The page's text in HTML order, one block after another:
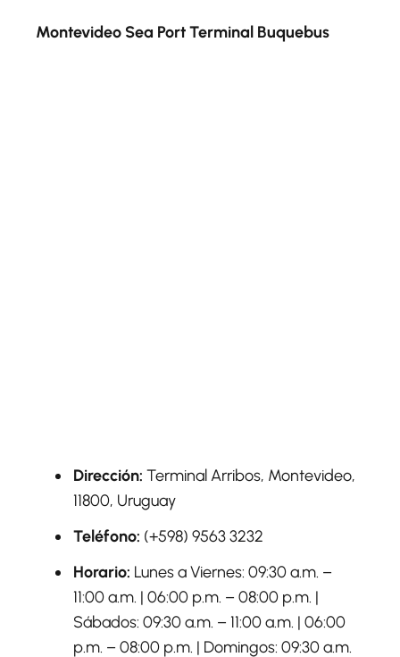
Montevideo Sea Port Terminal Buquebus
Dirección: Terminal Arribos, Montevideo,
11800, Uruguay
Teléfono: (+598) 9563 3232
Horario: Lunes a Viernes: 09:30 a.m. –
11:00 a.m. | 06:00 p.m. – 08:00 p.m. |
Sábados: 09:30 a.m. – 11:00 a.m. | 06:00
p.m. – 08:00 p.m. | Domingos: 09:30 a.m.